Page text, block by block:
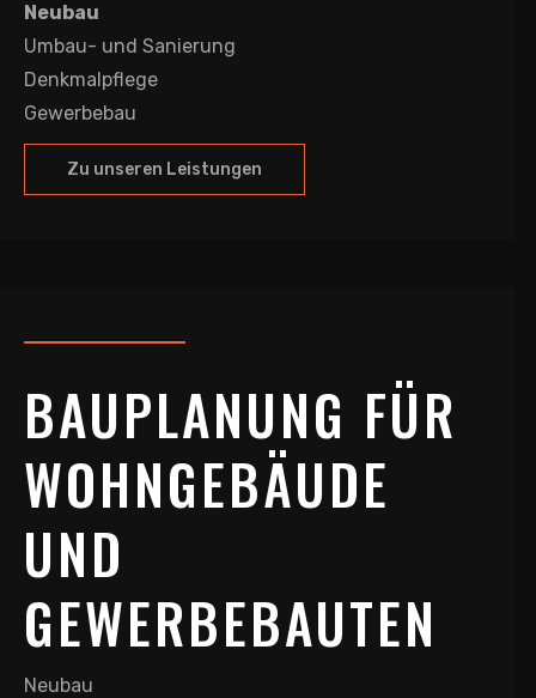
Neubau
Umbau- und Sanierung
Denkmalpflege
Gewerbebau
Zu unseren Leistungen
BAUPLANUNG FÜR
WOHNGEBÄUDE
UND
GEWERBEBAUTEN
Neubau